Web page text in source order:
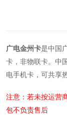
广电金州卡是中国
卡，非物联卡。中
电手机卡，可共享
注意：若未按运营
包不负责售后